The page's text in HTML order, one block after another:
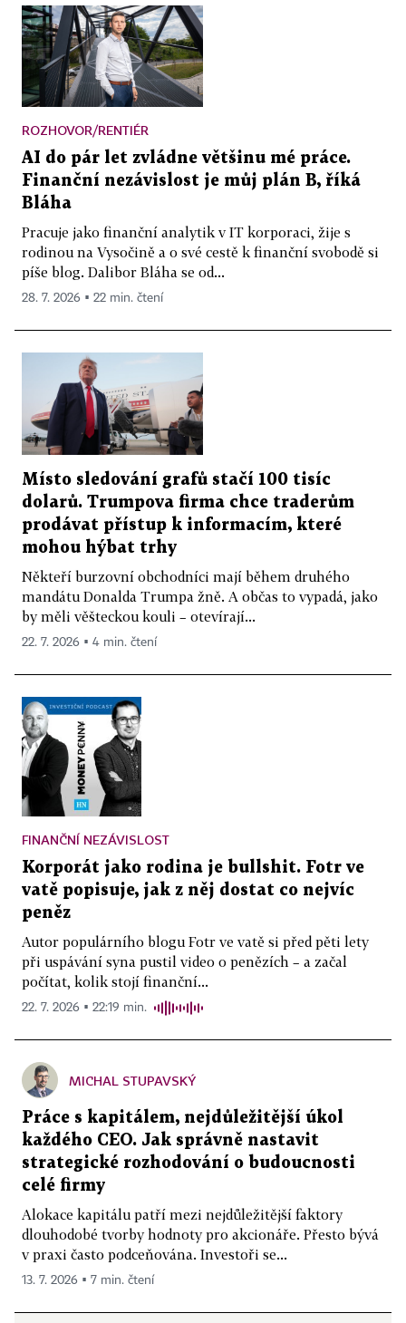
ROZHOVOR/RENTIÉR
AI do pár let zvládne většinu mé práce.
Finanční nezávislost je můj plán B, říká
Bláha
Pracuje jako finanční analytik v IT korporaci, žije s
rodinou na Vysočině a o své cestě k finanční svobodě si
píše blog. Dalibor Bláha se od...
28. 7. 2026 ▪ 22 min. čtení
Místo sledování grafů stačí 100 tisíc
dolarů. Trumpova firma chce traderům
prodávat přístup k informacím, které
mohou hýbat trhy
Někteří burzovní obchodníci mají během druhého
mandátu Donalda Trumpa žně. A občas to vypadá, jako
by měli věšteckou kouli – otevírají...
22. 7. 2026 ▪ 4 min. čtení
FINANČNÍ NEZÁVISLOST
Korporát jako rodina je bullshit. Fotr ve
vatě popisuje, jak z něj dostat co nejvíc
peněz
Autor populárního blogu Fotr ve vatě si před pěti lety
při uspávání syna pustil video o penězích – a začal
počítat, kolik stojí finanční...
22. 7. 2026 ▪ 22:19 min.
MICHAL STUPAVSKÝ
Práce s kapitálem, nejdůležitější úkol
každého CEO. Jak správně nastavit
strategické rozhodování o budoucnosti
celé firmy
Alokace kapitálu patří mezi nejdůležitější faktory
dlouhodobé tvorby hodnoty pro akcionáře. Přesto bývá
v praxi často podceňována. Investoři se...
13. 7. 2026 ▪ 7 min. čtení